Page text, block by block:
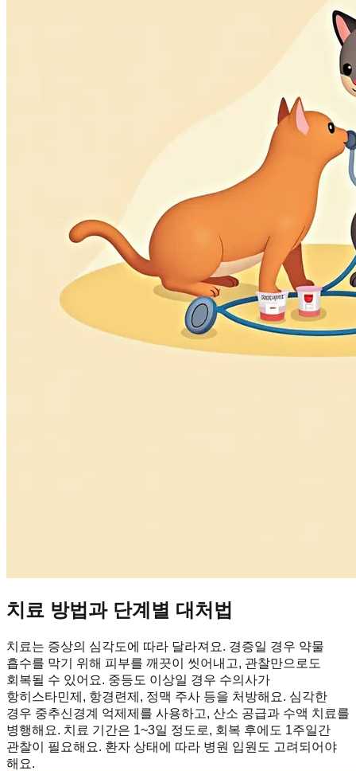
치료 방법과 단계별 대처법
치료는 증상의 심각도에 따라 달라져요. 경증일 경우 약물
흡수를 막기 위해 피부를 깨끗이 씻어내고, 관찰만으로도
회복될 수 있어요. 중등도 이상일 경우 수의사가
항히스타민제, 항경련제, 정맥 주사 등을 처방해요. 심각한
경우 중추신경계 억제제를 사용하고, 산소 공급과 수액 치료를
병행해요. 치료 기간은 1~3일 정도로, 회복 후에도 1주일간
관찰이 필요해요. 환자 상태에 따라 병원 입원도 고려되어야
해요.